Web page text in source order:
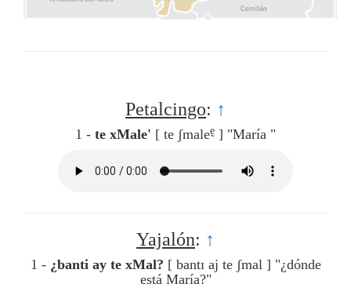
Petalcingo: ↑
1 - te xMale' [ te ʃmaleḛ ] "María "
Yajalón: ↑
1 - ¿banti ay te xMal? [ bantɪ aj te ʃmal ] "¿dónde
está María?"